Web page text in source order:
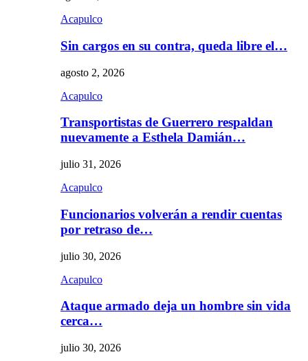
Acapulco
Sin cargos en su contra, queda libre el…
agosto 2, 2026
Acapulco
Transportistas de Guerrero respaldan
nuevamente a Esthela Damián…
julio 31, 2026
Acapulco
Funcionarios volverán a rendir cuentas
por retraso de…
julio 30, 2026
Acapulco
Ataque armado deja un hombre sin vida
cerca…
julio 30, 2026